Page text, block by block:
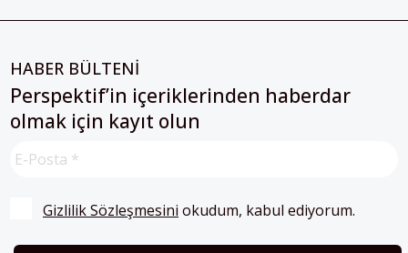
HABER BÜLTENİ
Perspektif’in içeriklerinden haberdar
olmak için kayıt olun
Gizlilik Sözleşmesini okudum, kabul ediyorum.